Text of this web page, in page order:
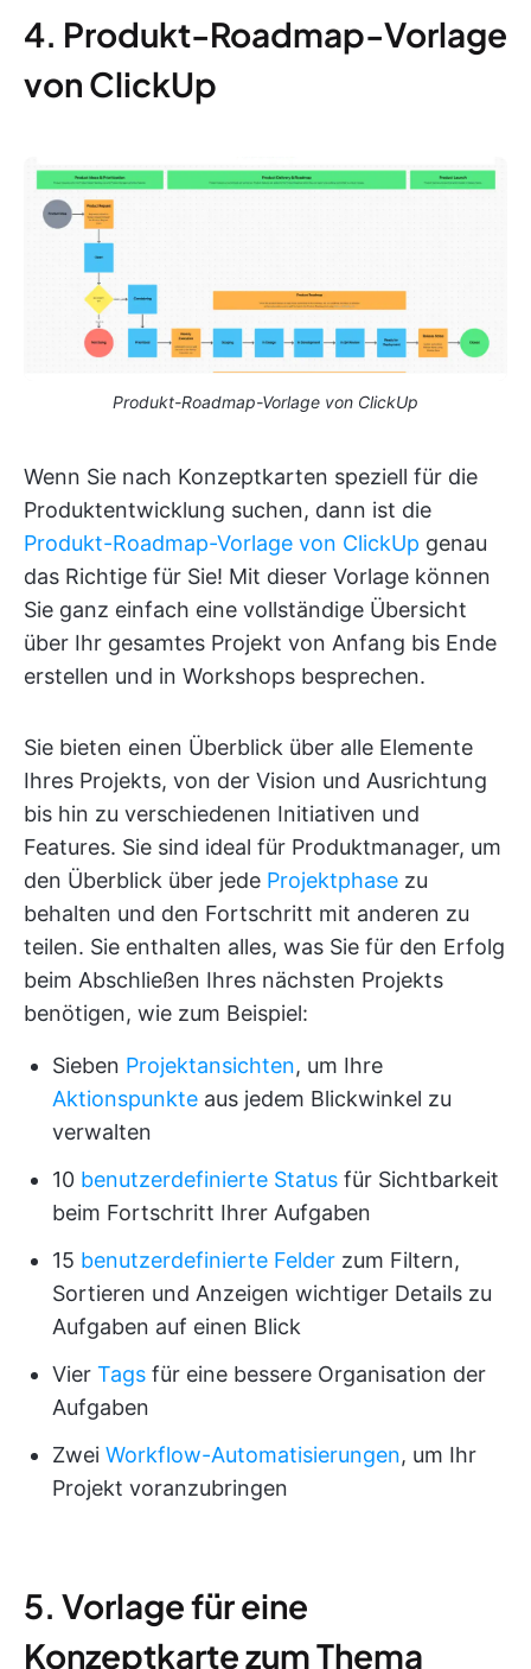
4. Produkt-Roadmap-Vorlage
von ClickUp
Produkt-Roadmap-Vorlage von ClickUp
Wenn Sie nach Konzeptkarten speziell für die
Produktentwicklung suchen, dann ist die
Produkt-Roadmap-Vorlage von ClickUp genau
das Richtige für Sie! Mit dieser Vorlage können
Sie ganz einfach eine vollständige Übersicht
über Ihr gesamtes Projekt von Anfang bis Ende
erstellen und in Workshops besprechen.
Sie bieten einen Überblick über alle Elemente
Ihres Projekts, von der Vision und Ausrichtung
bis hin zu verschiedenen Initiativen und
Features. Sie sind ideal für Produktmanager, um
den Überblick über jede Projektphase zu
behalten und den Fortschritt mit anderen zu
teilen. Sie enthalten alles, was Sie für den Erfolg
beim Abschließen Ihres nächsten Projekts
benötigen, wie zum Beispiel:
Sieben Projektansichten, um Ihre
Aktionspunkte aus jedem Blickwinkel zu
verwalten
10 benutzerdefinierte Status für Sichtbarkeit
beim Fortschritt Ihrer Aufgaben
15 benutzerdefinierte Felder zum Filtern,
Sortieren und Anzeigen wichtiger Details zu
Aufgaben auf einen Blick
Vier Tags für eine bessere Organisation der
Aufgaben
Zwei Workflow-Automatisierungen, um Ihr
Projekt voranzubringen
5. Vorlage für eine
Konzeptkarte zum Thema